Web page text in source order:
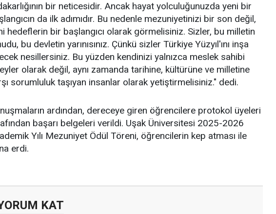
bir neticesidir. Ancak hayat yolculuğunuzda yeni bir
da ilk adımıdır. Bu nedenle mezuniyetinizi bir son değil,
hedeflerin bir başlangıcı olarak görmelisiniz. Sizler, bu milletin
bu devletin yarınısınız. Çünkü sizler Türkiye Yüzyıl'ını inşa
nesillersiniz. Bu yüzden kendinizi yalnızca meslek sahibi
olarak değil, aynı zamanda tarihine, kültürüne ve milletine
sorumluluk taşıyan insanlar olarak yetiştirmelisiniz." dedi.
ardından, dereceye giren öğrencilere protokol üyeleri
başarı belgeleri verildi. Uşak Üniversitesi 2025-2026
Yılı Mezuniyet Ödül Töreni, öğrencilerin kep atması ile
erdi.
KAT